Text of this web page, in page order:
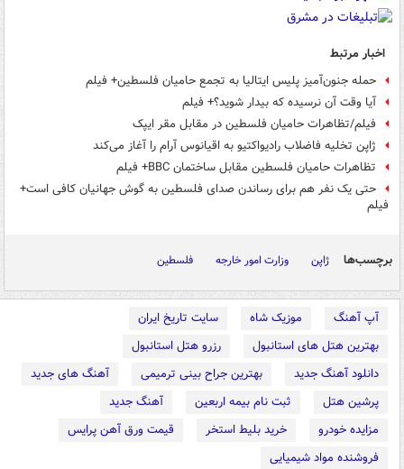
اخبار مرتبط
حمله جنون‌آمیز پلیس ایتالیا به تجمع حامیان فلسطین+ فیلم
آیا وقت آن نرسیده که بیدار شوید؟+ فیلم
فیلم/تظاهرات حامیان فلسطین در مقابل مقر ایپک
ژاپن تخلیه فاضلاب رادیواکتیو به اقیانوس آرام را آغاز می‌کند
تظاهرات حامیان فلسطین مقابل ساختمان BBC+ فیلم
حتی یک نفر هم برای رساندن صدای فلسطین به گوش جهانیان کافی است+
فیلم
برچسب‌ها ژاپن وزارت امور خارجه فلسطین
آپ آهنگ موزیک شاه
سایت تاریخ ایران
بهترین هتل های استانبول
رزرو هتل استانبول
دانلود آهنگ جدید
بهترین جراح بینی ترمیمی
آهنگ های جدید
پرشین هتل
ثبت نام بیمه اربعین
آهنگ جدید
مزایده خودرو
خرید بلیط استخر
قیمت ورق آهن پرایس
فروشنده مواد شیمیایی